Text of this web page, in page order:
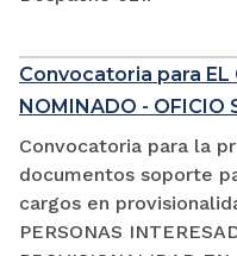
Convocatoria para EL
NOMINADO - OFICIO
Convocatoria para la
documentos soporte
cargos en
PERSONAS